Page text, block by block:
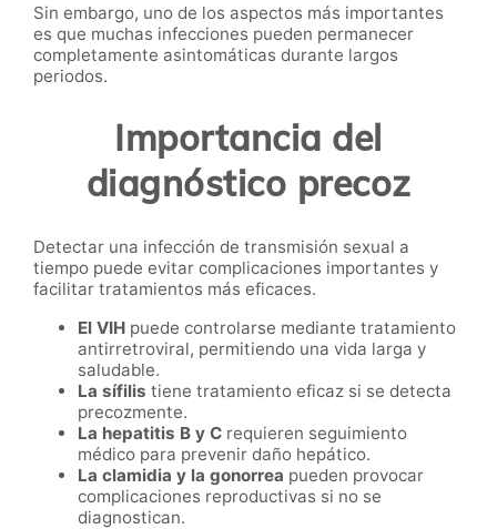
Sin embargo, uno de los aspectos más importantes
es que muchas infecciones pueden permanecer
completamente asintomáticas durante largos
periodos.
Importancia del
diagnóstico precoz
Detectar una infección de transmisión sexual a
tiempo puede evitar complicaciones importantes y
facilitar tratamientos más eficaces.
El VIH puede controlarse mediante tratamiento
antirretroviral, permitiendo una vida larga y
saludable.
La sífilis tiene tratamiento eficaz si se detecta
precozmente.
La hepatitis B y C requieren seguimiento
médico para prevenir daño hepático.
La clamidia y la gonorrea pueden provocar
complicaciones reproductivas si no se
diagnostican.